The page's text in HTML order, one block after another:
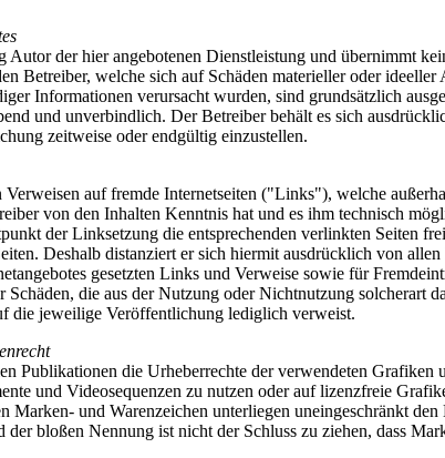
Autor der hier angebotenen Dienstleistung und übernimmt
Betreiber, welche sich auf Schäden materieller oder
Informationen verursacht wurden, sind grundsätzlich
und unverbindlich. Der Betreiber behält es sich
zeitweise oder endgültig einzustellen.
auf fremde Internetseiten ("Links"), welche
von den Inhalten Kenntnis hat und es ihm technisch
der Linksetzung die entsprechenden verlinkten Seiten
Deshalb distanziert er sich hiermit ausdrücklich von
gesetzten Links und Verweise sowie für
Schäden, die aus der Nutzung oder Nichtnutzung
die jeweilige Veröffentlichung lediglich verweist.
Publikationen die Urheberrechte der verwendeten
und Videosequenzen zu nutzen oder auf lizenzfreie
Marken- und Warenzeichen unterliegen uneingeschränkt
bloßen Nennung ist nicht der Schluss zu ziehen, dass